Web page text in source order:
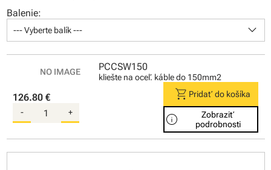
Balenie:
--- Vyberte balík --- keyboard_arrow_down
PCCSW150
kliešte na oceľ. káble do 150mm2
126.80 €
- +
shopping_cart Pridať do košíka
info
Zobraziť
podrobnosti